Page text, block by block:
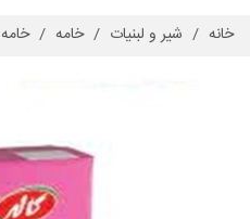
خانه / شیر و لبنیات / خامه / خامه 200 گرم صورتی کاله